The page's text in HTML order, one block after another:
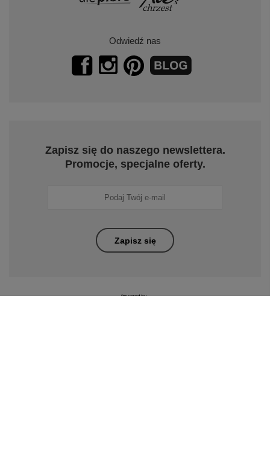
Odwiedź nas
Zapisz się do naszego newslettera.
Promocje, specjalne oferty.
Zapisz się